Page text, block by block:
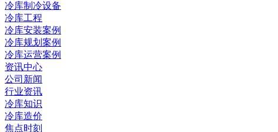
冷库制冷设备
冷库工程
冷库安装案例
冷库规划案例
冷库运营案例
资讯中心
公司新闻
行业资讯
冷库知识
冷库造价
焦点时刻